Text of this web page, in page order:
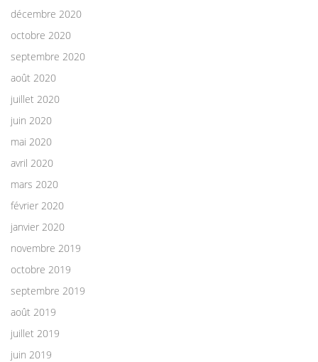
décembre 2020
octobre 2020
septembre 2020
août 2020
juillet 2020
juin 2020
mai 2020
avril 2020
mars 2020
février 2020
janvier 2020
novembre 2019
octobre 2019
septembre 2019
août 2019
juillet 2019
juin 2019